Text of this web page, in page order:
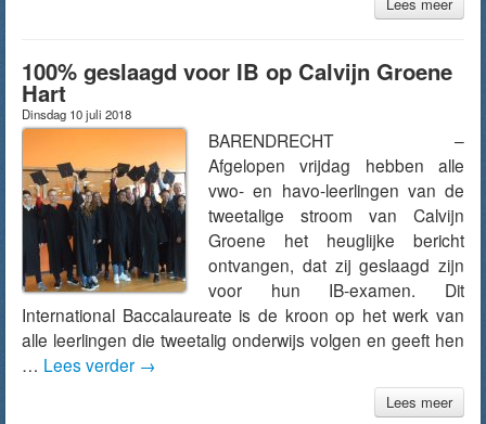
100% geslaagd voor IB op Calvijn Groene
Hart
Dinsdag 10 juli 2018
BARENDRECHT –
Afgelopen vrijdag hebben alle
vwo- en havo-leerlingen van de
tweetalige stroom van Calvijn
Groene het heuglijke bericht
ontvangen, dat zij geslaagd zijn
voor hun IB-examen. Dit
International Baccalaureate is de kroon op het werk van
alle leerlingen die tweetalig onderwijs volgen en geeft hen
… Lees verder →
Lees meer